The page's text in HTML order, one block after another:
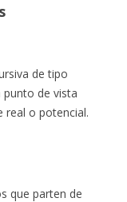
de tipo
punto de vista
real o potencial.
que parten de